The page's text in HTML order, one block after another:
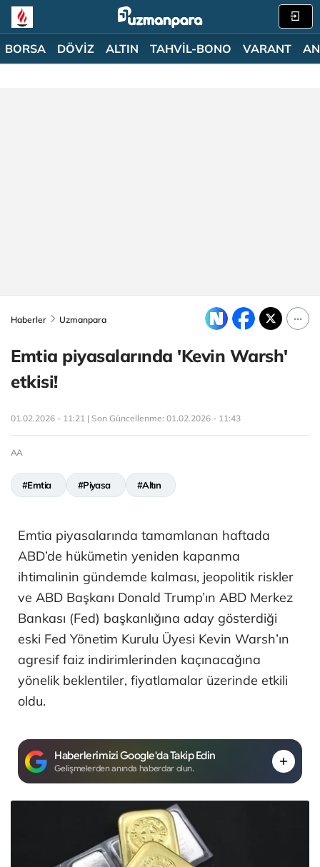
BORSA DÖVİZ ALTIN TAHVİL-BONO VARANT
Haberler Uzmanpara
Emtia piyasalarında 'Kevin Warsh'
etkisi!
01.02.2026 - 11:21 | Son Güncellenme: 01.02.2026 - 11:43
AA
#Emtia #Piyasa #Altın
Emtia piyasalarında tamamlanan haftada
ABD’de hükümetin yeniden kapanma
ihtimalinin gündemde kalması, jeopolitik riskler
ve ABD Başkanı Donald Trump’ın ABD Merkez
Bankası (Fed) başkanlığına aday gösterdiği
eski Fed Yönetim Kurulu Üyesi Kevin Warsh’ın
agresif faiz indirimlerinden kaçınacağına
yönelik beklentiler, fiyatlamalar üzerinde etkili
oldu.
Haberlerimizi Google'da Takip Edin
Gelişmelerden anında haberdar olun.